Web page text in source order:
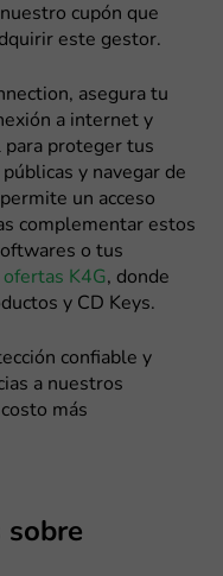
cupón que
este gestor.
asegura tu
a internet y
para proteger tus
y navegar de
un acceso
complementar estos
o tus
ofertas K4G, donde
y CD Keys.
confiable y
a nuestros
más
sobre